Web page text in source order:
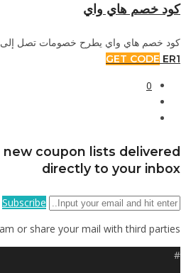
كود خصم هاي واي
كود خصم هاي واي يطرح خصومات تصل إلى 20% على...
GET CODE ER1
0
coupon lists delivered
directly to your inbox
Subscribe
or share your mail with third parties
#